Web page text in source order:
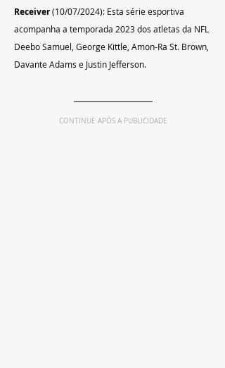
Receiver (10/07/2024): Esta série esportiva
acompanha a temporada 2023 dos atletas da NFL
Deebo Samuel, George Kittle, Amon-Ra St. Brown,
Davante Adams e Justin Jefferson.
CONTINUE APÓS A PUBLICIDADE